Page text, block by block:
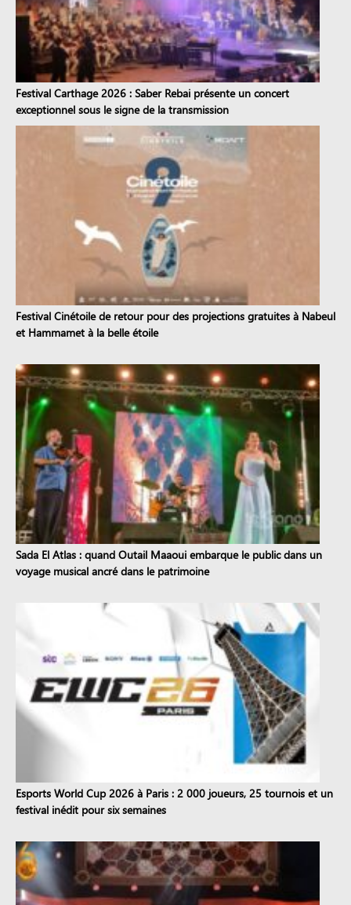
Festival Carthage 2026 : Saber Rebai présente un concert
exceptionnel sous le signe de la transmission
Festival Cinétoile de retour pour des projections gratuites à Nabeul
et Hammamet à la belle étoile
Sada El Atlas : quand Outail Maaoui embarque le public dans un
voyage musical ancré dans le patrimoine
Esports World Cup 2026 à Paris : 2 000 joueurs, 25 tournois et un
festival inédit pour six semaines